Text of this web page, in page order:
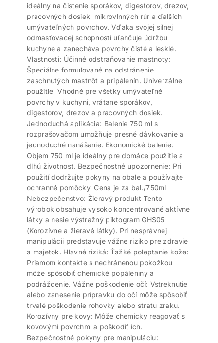
ideálny na čistenie sporákov, digestorov, drezov,
pracovných dosiek, mikrovlnných rúr a ďalších
umývateľných povrchov. Vďaka svojej silnej
odmasťovacej schopnosti uľahčuje údržbu
kuchyne a zanecháva povrchy čisté a lesklé.
Vlastnosti: Účinné odstraňovanie mastnoty:
Špeciálne formulované na odstránenie
zaschnutých mastnôt a pripálenín. Univerzálne
použitie: Vhodné pre všetky umývateľné
povrchy v kuchyni, vrátane sporákov,
digestorov, drezov a pracovných dosiek.
Jednoduchá aplikácia: Balenie 750 ml s
rozprašovačom umožňuje presné dávkovanie a
jednoduché nanášanie. Ekonomické balenie:
Objem 750 ml je ideálny pre domáce použitie a
dlhú životnosť. Bezpečnostné upozornenie: Pri
použití dodržujte pokyny na obale a používajte
ochranné pomôcky. Cena je za bal./750ml
Nebezpečenstvo: Žieravý produkt Tento
výrobok obsahuje vysoko koncentrované aktívne
látky a nesie výstražný piktogram GHS05
(Korozívne a žieravé látky). Pri nesprávnej
manipulácii predstavuje vážne riziko pre zdravie
a majetok. Hlavné riziká: Ťažké poleptanie kože:
Priamom kontakte s nechránenou pokožkou
môže spôsobiť chemické popáleniny a
podráždenie. Vážne poškodenie očí: Vstreknutie
alebo zanesenie prípravku do očí môže spôsobiť
trvalé poškodenie rohovky alebo stratu zraku.
Korozívny pre kovy: Môže chemicky reagovať s
kovovými povrchmi a poškodiť ich.
Bezpečnostné pokyny pre manipuláciu: